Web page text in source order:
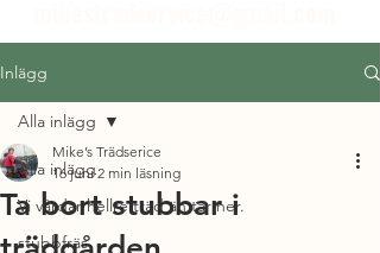
Inlägg
Alla inlägg
Vi vårdar hellre träd än tar ner.
stubbfräs
Alla inlägg
Ta bort stubbar i
Mike’s Trädserice
16 juni 2 min läsning